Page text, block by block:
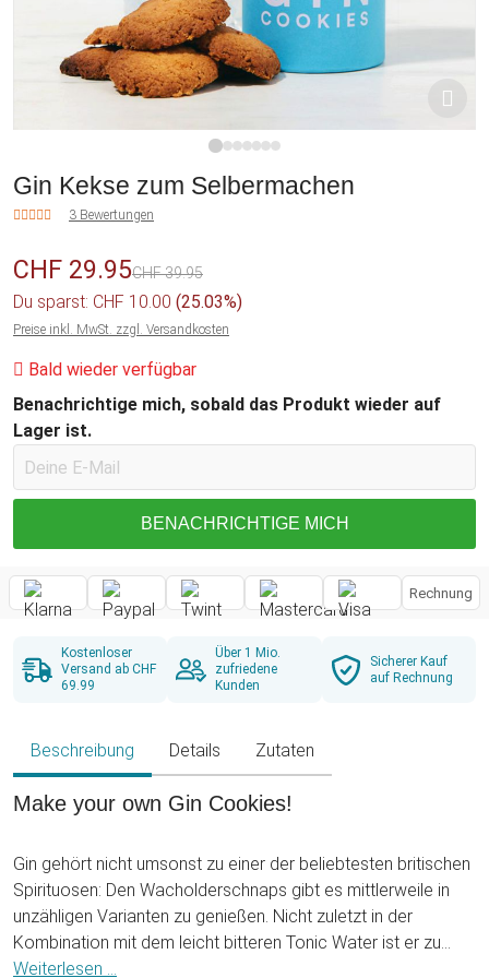
Gin Kekse zum Selbermachen
3 Bewertungen
CHF 29.95CHF 39.95
Du sparst: CHF 10.00 (25.03%)
Preise inkl. MwSt. zzgl. Versandkosten
Bald wieder verfügbar
Benachrichtige mich, sobald das Produkt wieder auf
Lager ist.
BENACHRICHTIGE MICH
Rechnung
Kostenloser
Versand ab CHF
69.99
Über 1 Mio.
zufriedene
Kunden
Sicherer Kauf
auf Rechnung
Beschreibung Details Zutaten
Make your own Gin Cookies!
Gin gehört nicht umsonst zu einer der beliebtesten britischen
Spirituosen: Den Wacholderschnaps gibt es mittlerweile in
unzähligen Varianten zu genießen. Nicht zuletzt in der
Kombination mit dem leicht bitteren Tonic Water ist er zu
seinem Ruhm gekommen. Ab sofort können alle Ginliebhaber
Weiterlesen ...